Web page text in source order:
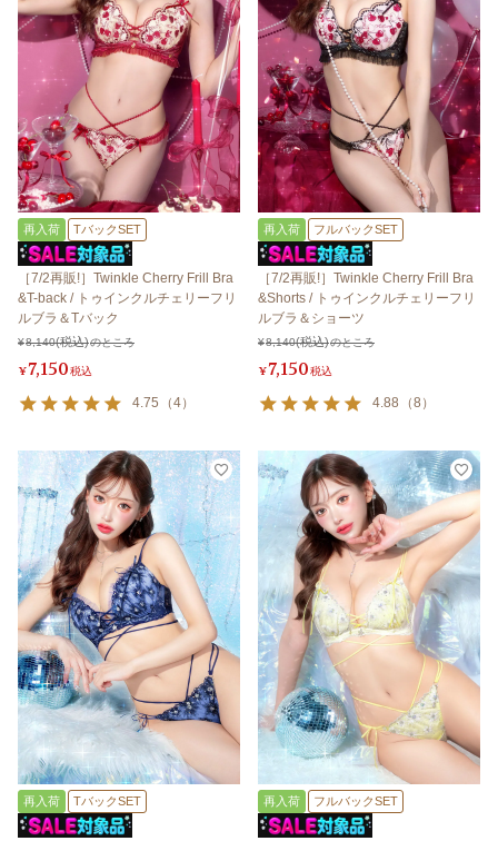
再入荷 TバックSET
［7/2再販!］Twinkle Cherry Frill Bra
&T-back / トゥインクルチェリーフリ
ルブラ＆Tバック
¥8,140 のところ
¥7,150税込
4.75 （4）
再入荷 フルバックSET
［7/2再販!］Twinkle Cherry Frill Bra
&Shorts / トゥインクルチェリーフリ
ルブラ＆ショーツ
¥8,140 のところ
¥7,150税込
4.88 （8 ）
再入荷 TバックSET 再入荷 フルバックSET